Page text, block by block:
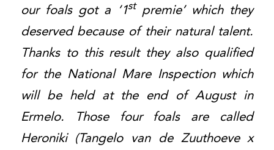
our foals got a ‘1stpremie’ which they
deserved because of their natural talent.
Thanks to this result they also qualified
for the National Mare Inspection which
will be held at the end of August in
Ermelo. Those four foals are called
Heroniki (Tangelo van de Zuuthoeve x